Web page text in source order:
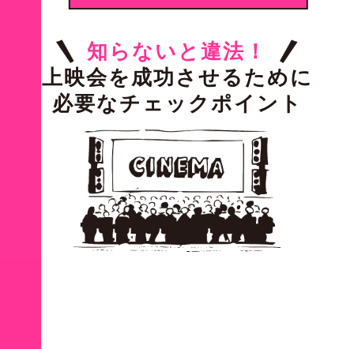
知らないと違法！
上映会を成功させるために
必要なチェックポイント